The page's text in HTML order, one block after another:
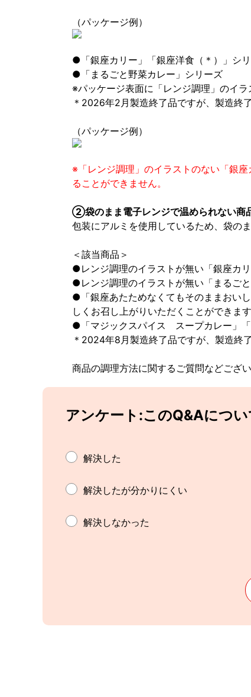
（パッケージ例）
●「銀座カリー」「銀座洋食（＊）」シ
●「まるごと野菜カレー」シリーズ
※パッケージ表面に「レンジ調理」のイラ
＊2026年2月製造終了品ですが、製造終
（パッケージ例）
※「レンジ調理」のイラストのない「銀
ることができません。
②袋のまま電子レンジで温められない商
包装にアルミを使用しているため、袋の
＜該当商品＞
●レンジ調理のイラストが無い「銀座カ
●レンジ調理のイラストが無い「まるご
●「銀座あたためなくてもそのままおい
しくお召し上がりいただくことができます
●「マジックスパイス スープカレー」「
＊2024年8月製造終了品ですが、製造終
商品の調理方法に関するご質問などござ
アンケート:このQ&Aにつ
解決した
解決したが分かりにくい
解決しなかった